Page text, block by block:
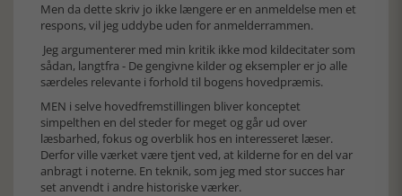
Men da dette skriv jo ikke længere er en anmeldelse men et
respons, vil jeg uddybe uden for anmelderrammen.
Jeg argumenterer med min kritik ikke mod kildecitater som
sådan, langtfra - De gengivne kilder og eksempler er jo alle
særdeles relevante i forhold til bogens hovedpræmis.
MEN i selve hovedfremstillingen bliver konceptet
simpelthen en del steder for meget og går ud over
læsbarhed, fokus og overblik hos en interesseret læser.
Derfor ville værket være tjent ved, at kilderne for en del var
anbragt i noterne. En teknik, som jeg med stor succes har
set anvendt i andre historiske værker.